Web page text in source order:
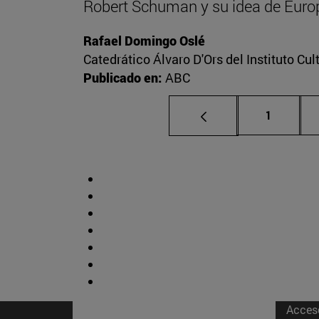
Robert Schuman y su idea de
Rafael Domingo Oslé
Catedrático Álvaro D'Ors del Instituto
Publicado en: ABC
Página
1